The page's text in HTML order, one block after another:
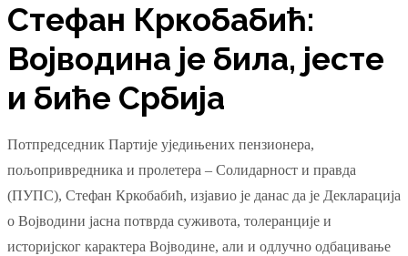
Стефан Кркобабић:
Војводина је била, јесте
и биће Србија
Потпредседник Партије уједињених пензионера,
пољопривредника и пролетера – Солидарност и правда
(ПУПС), Стефан Кркобабић, изјавио је данас да је Декларација
о Војводини јасна потврда суживота, толеранције и
историјског карактера Војводине, али и одлучно одбацивање